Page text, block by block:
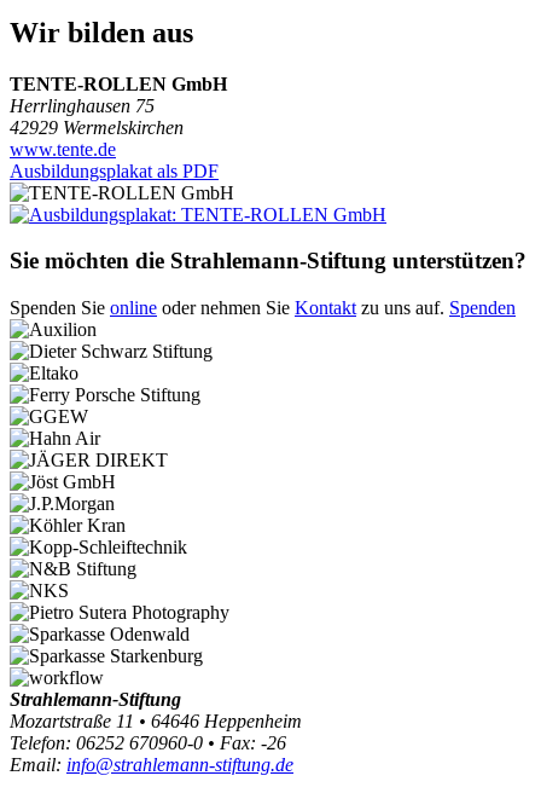
Wir bilden aus
TENTE-ROLLEN GmbH
Herrlinghausen 75
42929 Wermelskirchen
www.tente.de
Ausbildungsplakat als PDF
Sie möchten die Strahlemann-Stiftung unterstützen?
Spenden Sie online oder nehmen Sie Kontakt zu uns auf. Spenden
Strahlemann-Stiftung
Mozartstraße 11 • 64646 Heppenheim
Telefon: 06252 670960-0 • Fax: -26
Email: info@strahlemann-stiftung.de